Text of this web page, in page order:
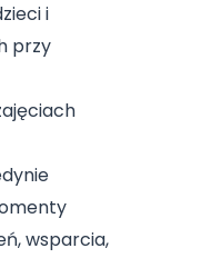
i
przy
wsparcia,